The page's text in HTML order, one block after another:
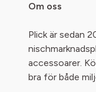
Om oss
Plick är sedan
accessoarer.
bra för både